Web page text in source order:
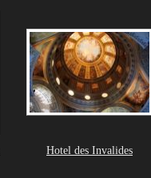
Hotel des Invalides